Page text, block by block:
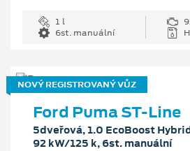
1 l
6st. manuální
NOVÝ REGISTROVANÝ VŮZ
Ford Puma ST-Line
5dveřová, 1.0 EcoBoost
92 kW/125 k, 6st. manuální